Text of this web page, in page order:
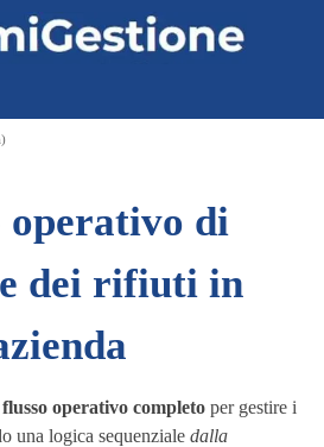
operativo di
dei rifiuti in
operativo completo per gestire i
una logica sequenziale dalla